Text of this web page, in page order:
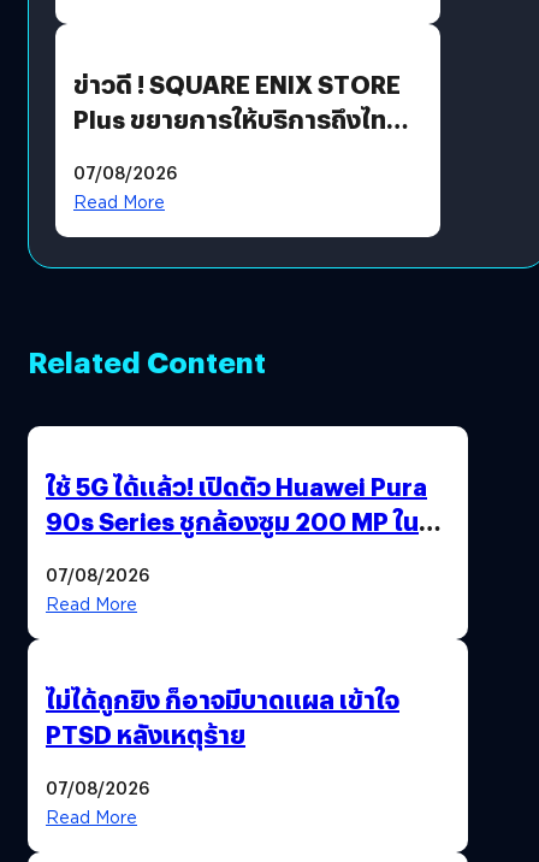
ข่าวดี ! SQUARE ENIX STORE
Plus ขยายการให้บริการถึงไทย
โดยตรง
07/08/2026
Read More
Related Content
ใช้ 5G ได้แล้ว! เปิดตัว Huawei Pura
90s Series ชูกล้องซูม 200 MP ในรุ่น
07/08/2026
Read More
ไม่ได้ถูกยิง ก็อาจมีบาดแผล เข้าใจ
PTSD หลังเหตุร้าย
07/08/2026
Read More